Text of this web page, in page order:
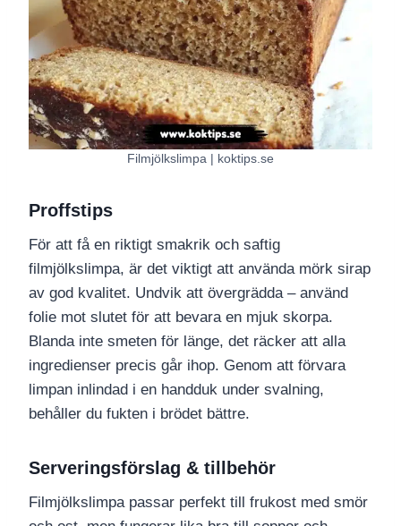
Filmjölkslimpa | koktips.se
Proffstips
För att få en riktigt smakrik och saftig
filmjölkslimpa, är det viktigt att använda mörk sirap
av god kvalitet. Undvik att övergrädda – använd
folie mot slutet för att bevara en mjuk skorpa.
Blanda inte smeten för länge, det räcker att alla
ingredienser precis går ihop. Genom att förvara
limpan inlindad i en handduk under svalning,
behåller du fukten i brödet bättre.
Serveringsförslag & tillbehör
Filmjölkslimpa passar perfekt till frukost med smör